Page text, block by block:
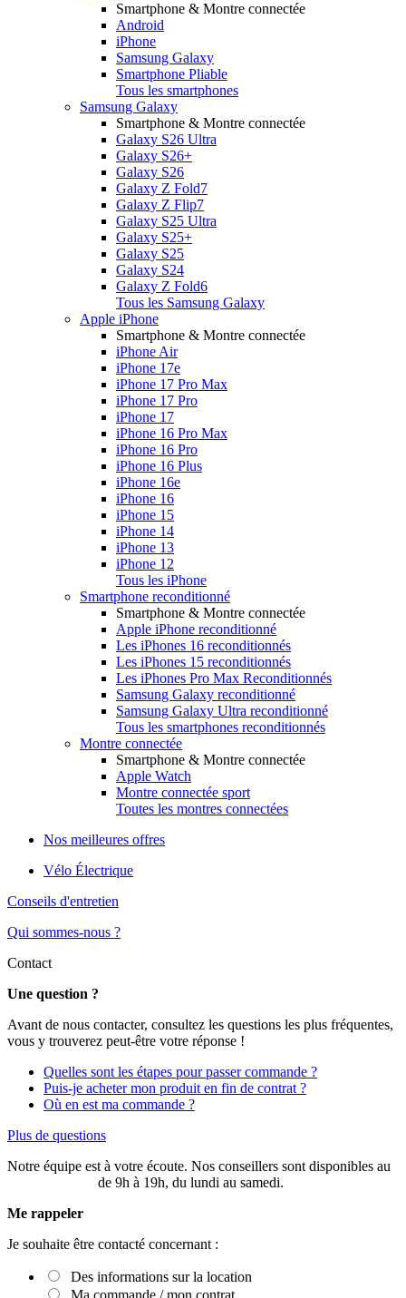
Smartphone & Montre connectée
Android
iPhone
Samsung Galaxy
Smartphone Pliable
Tous les smartphones
Samsung Galaxy
Smartphone & Montre connectée
Galaxy S26 Ultra
Galaxy S26+
Galaxy S26
Galaxy Z Fold7
Galaxy Z Flip7
Galaxy S25 Ultra
Galaxy S25+
Galaxy S25
Galaxy S24
Galaxy Z Fold6
Tous les Samsung Galaxy
Apple iPhone
Smartphone & Montre connectée
iPhone Air
iPhone 17e
iPhone 17 Pro Max
iPhone 17 Pro
iPhone 17
iPhone 16 Pro Max
iPhone 16 Pro
iPhone 16 Plus
iPhone 16e
iPhone 16
iPhone 15
iPhone 14
iPhone 13
iPhone 12
Tous les iPhone
Smartphone reconditionné
Smartphone & Montre connectée
Apple iPhone reconditionné
Les iPhones 16 reconditionnés
Les iPhones 15 reconditionnés
Les iPhones Pro Max Reconditionnés
Samsung Galaxy reconditionné
Samsung Galaxy Ultra reconditionné
Tous les smartphones reconditionnés
Montre connectée
Smartphone & Montre connectée
Apple Watch
Montre connectée sport
Toutes les montres connectées
Nos meilleures offres
Vélo Électrique
Conseils d'entretien
Qui sommes-nous ?
Contact
Une question ?
Avant de nous contacter, consultez les questions les plus fréquentes,
vous y trouverez peut-être votre réponse !
Quelles sont les étapes pour passer commande ?
Puis-je acheter mon produit en fin de contrat ?
Où en est ma commande ?
Plus de questions
Notre équipe est à votre écoute. Nos conseillers sont disponibles au
de 9h à 19h, du lundi au samedi.
Me rappeler
Je souhaite être contacté concernant :
Des informations sur la location